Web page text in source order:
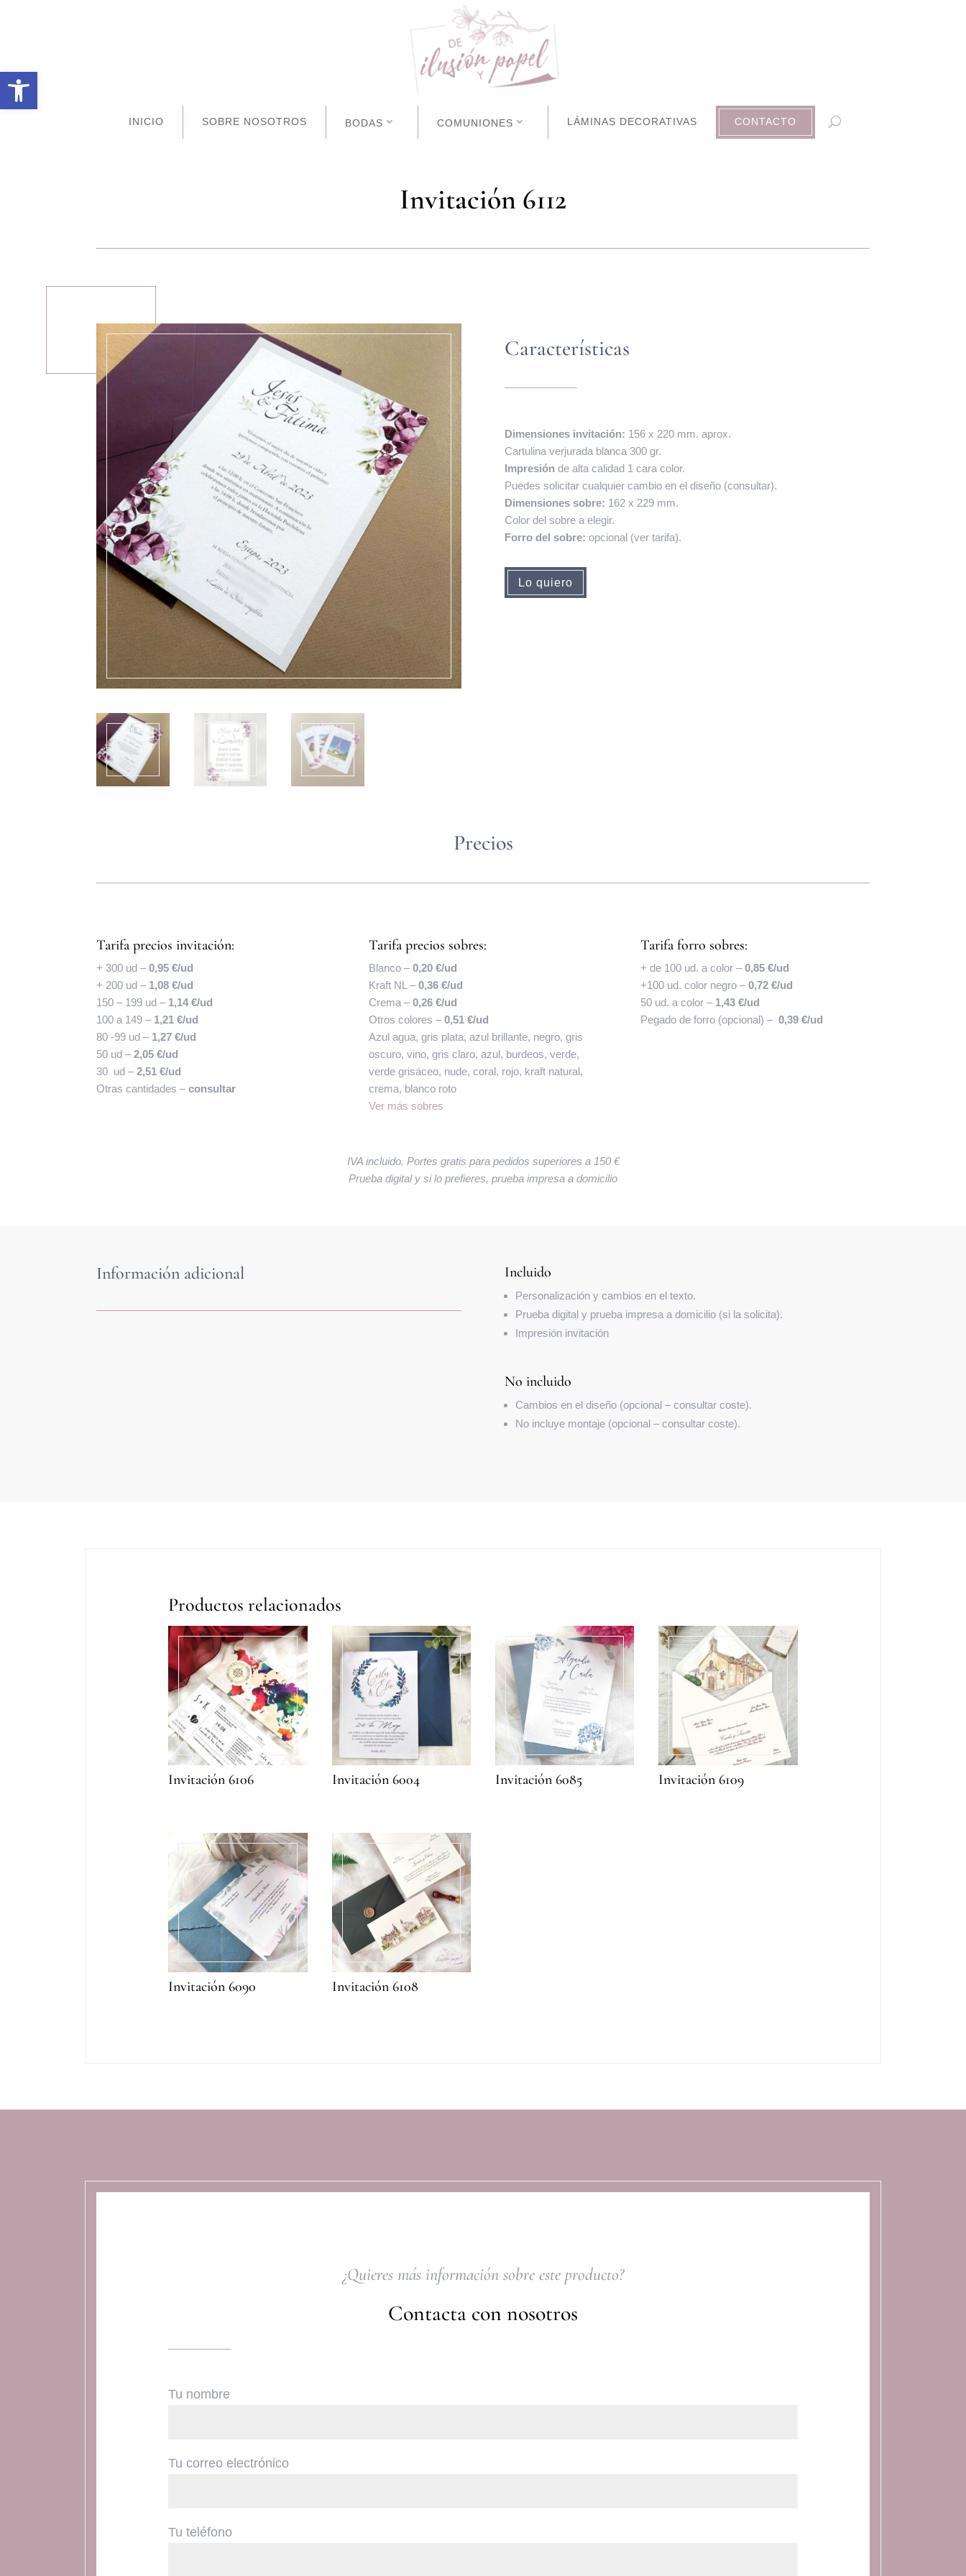
Abrir barra de herramientas
INICIO SOBRE NOSOTROS BODAS COMUNIONES LÁMINAS DECORATIVAS CONTACTO
Invitación 6112
Características
Dimensiones invitación: 156 x 220 mm. aprox.
Cartulina verjurada blanca 300 gr.
Impresiónde alta calidad 1 cara color.
Puedes solicitar cualquier cambio en el diseño (consultar).
Dimensiones sobre: 162 x 229 mm.
Color del sobre a elegir.
Forro del sobre: opcional (ver tarifa).
Lo quiero
Precios
Tarifa precios invitación:
+ 300 ud –0,95 €/ud
+ 200 ud – 1,08 €/ud
150 – 199 ud – 1,14 €/ud
100 a 149 – 1,21 €/ud
80 -99 ud – 1,27 €/ud
50 ud –2,05 €/ud
30 ud –2,51 €/ud
Otras cantidades –consultar
Tarifa precios sobres:
Blanco –0,20 €/ud
Kraft NL –0,36 €/ud
Crema –0,26 €/ud
Otros colores –0,51 €/ud
Azul agua, gris plata, azul brillante, negro, gris
oscuro, vino, gris claro, azul, burdeos, verde,
verde grisáceo, nude, coral, rojo, kraft natural,
crema, blanco roto
Ver más sobres
Tarifa forro sobres:
+ de 100 ud. a color –0,85 €/ud
+100 ud. color negro –0,72 €/ud
50 ud. a color – 1,43 €/ud
Pegado de forro (opcional) – 0,39 €/ud
IVA incluido. Portes gratis para pedidos superiores a 150 €
Prueba digital y si lo prefieres, prueba impresa a domicilio
Información adicional Incluido
Personalización y cambios en el texto.
Prueba digital y prueba impresa a domicilio (si la solicita).
Impresión invitación
No incluido
Cambios en el diseño (opcional – consultar coste).
No incluye montaje (opcional – consultar coste).
Productos relacionados
Invitación 6106 Invitación 6004 Invitación 6085 Invitación 6109
Invitación 6090 Invitación 6108
¿Quieres más información sobre este producto?
Contacta con nosotros
Tu nombre
Tu correo electrónico
Tu teléfono